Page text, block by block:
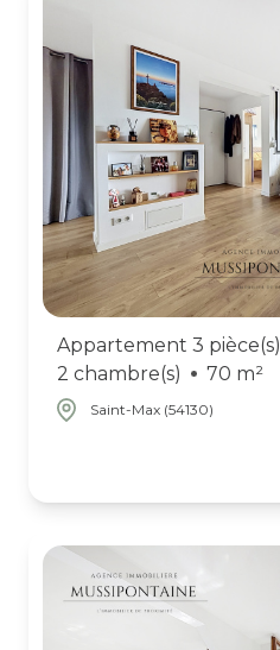
Appartement 3 pièce(s)
2 chambre(s)
70 m²
Saint-Max (54130)